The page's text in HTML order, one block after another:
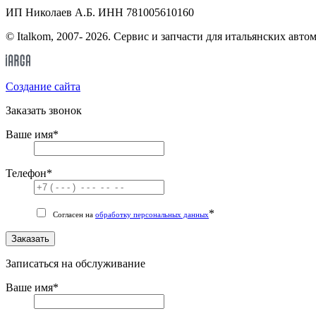
ИП Николаев А.Б. ИНН 781005610160
© Italkom, 2007- 2026. Сервис и запчасти для итальянских
Cоздание сайта
Заказать звонок
Ваше имя*
Телефон*
Согласен на обработку персональных данных*
Заказать
Записаться на обслуживание
Ваше имя*